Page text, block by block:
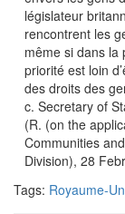
législateur
rencontrent les
même si dans la
priorité est loin
des droits des
c. Secretary of
(R. (on the
Communities
Division), 28
Tags: Royaume-